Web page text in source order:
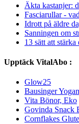
Äkta kastanjer:
Fasciarullar -
Idrott på äldre
Sanningen om
13 sätt att
Upptäck VitalAbo :
Glow25
Bausinger
Vita Bönor, Eko
Govinda Snack
Cornflakes